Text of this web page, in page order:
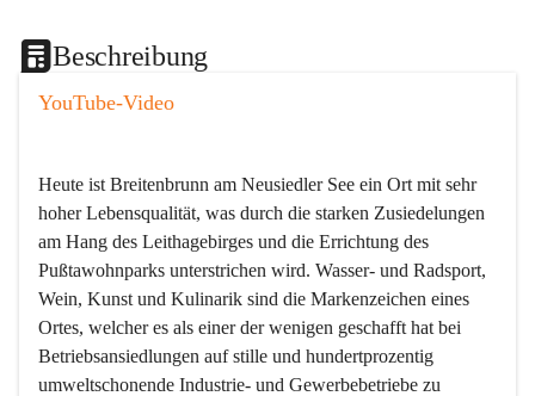
Beschreibung
YouTube-Video
Heute ist Breitenbrunn am Neusiedler See ein Ort mit sehr
hoher Lebensqualität, was durch die starken Zusiedelungen
am Hang des Leithagebirges und die Errichtung des
Pußtawohnparks unterstrichen wird. Wasser- und Radsport,
Wein, Kunst und Kulinarik sind die Markenzeichen eines
Ortes, welcher es als einer der wenigen geschafft hat bei
Betriebsansiedlungen auf stille und hundertprozentig
umweltschonende Industrie- und Gewerbebetriebe zu